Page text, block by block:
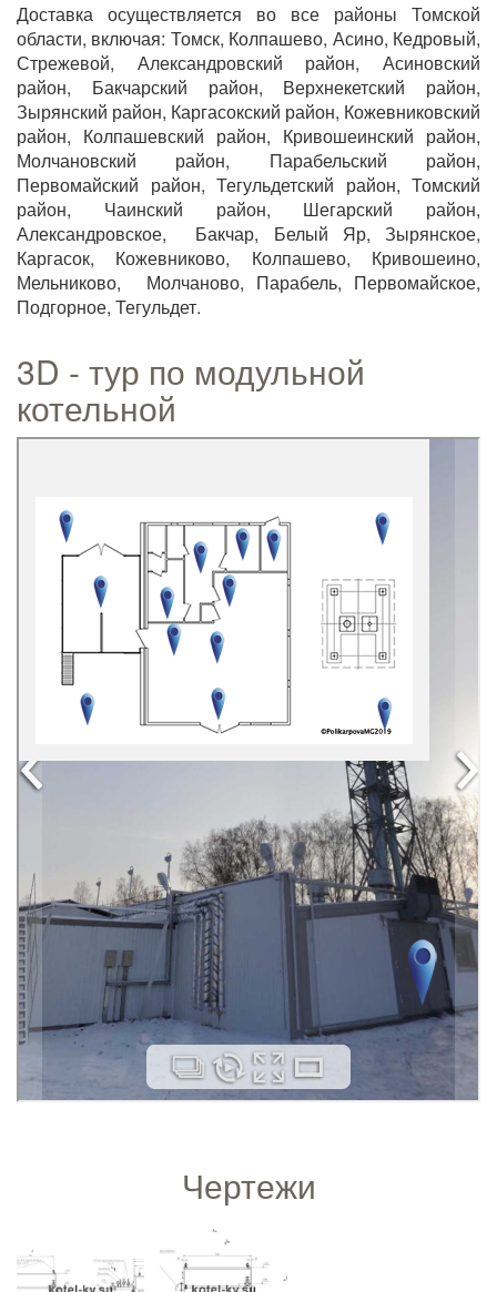
Доставка осуществляется во все районы Томской
области, включая: Томск, Колпашево, Асино, Кедровый,
Стрежевой, Александровский район, Асиновский
район, Бакчарский район, Верхнекетский район,
Зырянский район, Каргасокский район, Кожевниковский
район, Колпашевский район, Кривошеинский район,
Молчановский район, Парабельский район,
Первомайский район, Тегульдетский район, Томский
район, Чаинский район, Шегарский район,
Александровское,
Бакчар, Белый Яр, Зырянское,
Каргасок, Кожевниково, Колпашево, Кривошеино,
Мельниково,
Молчаново, Парабель, Первомайское,
Подгорное, Тегульдет.
3D - тур по модульной
котельной
Чертежи